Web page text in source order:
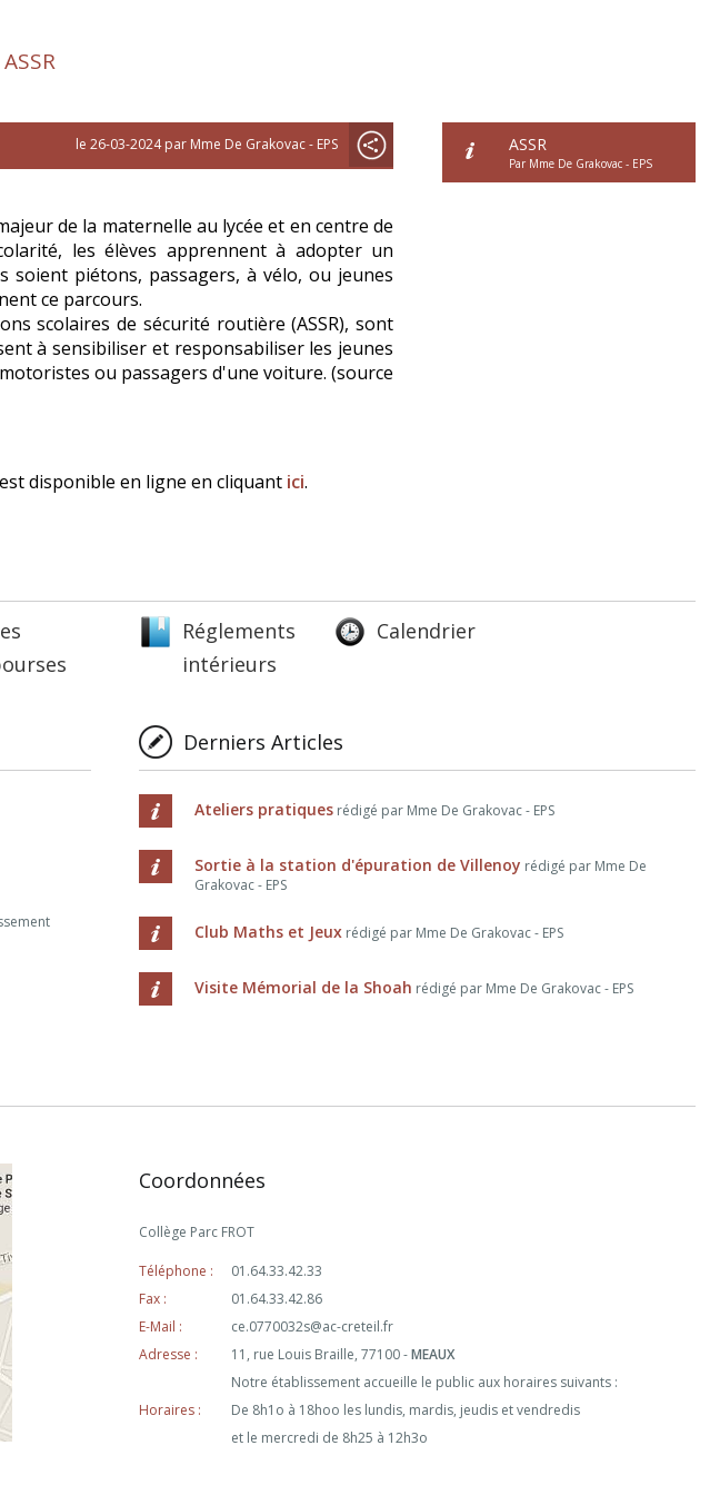
ASSR
le 26-03-2024 par Mme De Grakovac - EPS
de la maternelle au lycée et en centre de
les élèves apprennent à adopter un
soient piétons, passagers, à vélo, ou jeunes
ce parcours.
scolaires de sécurité routière (ASSR), sont
à sensibiliser et responsabiliser les jeunes
ou passagers d'une voiture. (source
disponible en ligne en cliquant ici.
ASSR
Par Mme De Grakovac - EPS
Réglements
intérieurs
Calendrier
Derniers Articles
Ateliers pratiques rédigé par Mme De Grakovac - EPS
Sortie à la station d'épuration de Villenoy rédigé par Mme De
Grakovac - EPS
Club Maths et Jeux rédigé par Mme De Grakovac - EPS
Visite Mémorial de la Shoah rédigé par Mme De Grakovac - EPS
Coordonnées
Collège Parc FROT
Téléphone :
01.64.33.42.33
Fax :
01.64.33.42.86
E-Mail :
ce.0770032s@ac-creteil.fr
Adresse :
11, rue Louis Braille, 77100 -MEAUX
Notre établissement accueille le public aux horaires suivants :
Horaires :
De 8h1o à 18hoo les lundis, mardis, jeudis et vendredis
et le mercredi de 8h25 à 12h3o